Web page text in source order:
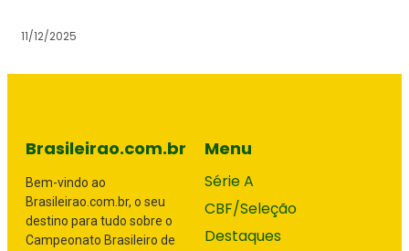
11/12/2025
Brasileirao.com.br
Bem-vindo ao
Brasileirao.com.br, o seu
destino para tudo sobre o
Campeonato Brasileiro de
Menu
Série A
CBF/Seleção
Destaques